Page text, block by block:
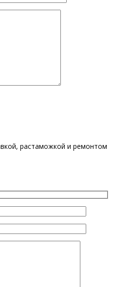
растаможкой и ремонтом